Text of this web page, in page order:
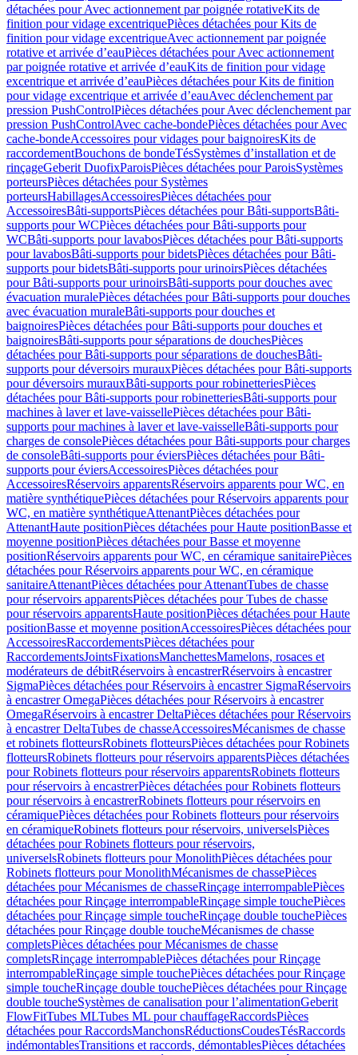
détachées pour Avec actionnement par poignée rotativeKits de
finition pour vidage excentriquePièces détachées pour Kits de
finition pour vidage excentriqueAvec actionnement par poignée
rotative et arrivée d’eauPièces détachées pour Avec actionnement
par poignée rotative et arrivée d’eauKits de finition pour vidage
excentrique et arrivée d’eauPièces détachées pour Kits de finition
pour vidage excentrique et arrivée d’eauAvec déclenchement par
pression PushControlPièces détachées pour Avec déclenchement par
pression PushControlAvec cache-bondePièces détachées pour Avec
cache-bondeAccessoires pour vidages pour baignoiresKits de
raccordementBouchons de bondeTésSystèmes d’installation et de
rinçageGeberit DuofixParoisPièces détachées pour ParoisSystèmes
porteursPièces détachées pour Systèmes
porteursHabillagesAccessoiresPièces détachées pour
AccessoiresBâti-supportsPièces détachées pour Bâti-supportsBâti-
supports pour WCPièces détachées pour Bâti-supports pour
WCBâti-supports pour lavabosPièces détachées pour Bâti-supports
pour lavabosBâti-supports pour bidetsPièces détachées pour Bâti-
supports pour bidetsBâti-supports pour urinoirsPièces détachées
pour Bâti-supports pour urinoirsBâti-supports pour douches avec
évacuation muralePièces détachées pour Bâti-supports pour douches
avec évacuation muraleBâti-supports pour douches et
baignoiresPièces détachées pour Bâti-supports pour douches et
baignoiresBâti-supports pour séparations de douchesPièces
détachées pour Bâti-supports pour séparations de douchesBâti-
supports pour déversoirs murauxPièces détachées pour Bâti-supports
pour déversoirs murauxBâti-supports pour robinetteriesPièces
détachées pour Bâti-supports pour robinetteriesBâti-supports pour
machines à laver et lave-vaissellePièces détachées pour Bâti-
supports pour machines à laver et lave-vaisselleBâti-supports pour
charges de consolePièces détachées pour Bâti-supports pour charges
de consoleBâti-supports pour éviersPièces détachées pour Bâti-
supports pour éviersAccessoiresPièces détachées pour
AccessoiresRéservoirs apparentsRéservoirs apparents pour WC, en
matière synthétiquePièces détachées pour Réservoirs apparents pour
WC, en matière synthétiqueAttenantPièces détachées pour
AttenantHaute positionPièces détachées pour Haute positionBasse et
moyenne positionPièces détachées pour Basse et moyenne
positionRéservoirs apparents pour WC, en céramique sanitairePièces
détachées pour Réservoirs apparents pour WC, en céramique
sanitaireAttenantPièces détachées pour AttenantTubes de chasse
pour réservoirs apparentsPièces détachées pour Tubes de chasse
pour réservoirs apparentsHaute positionPièces détachées pour Haute
positionBasse et moyenne positionAccessoiresPièces détachées pour
AccessoiresRaccordementsPièces détachées pour
RaccordementsJointsFixationsManchettesMamelons, rosaces et
modérateurs de débitRéservoirs à encastrerRéservoirs à encastrer
SigmaPièces détachées pour Réservoirs à encastrer SigmaRéservoirs
à encastrer OmegaPièces détachées pour Réservoirs à encastrer
OmegaRéservoirs à encastrer DeltaPièces détachées pour Réservoirs
à encastrer DeltaTubes de chasseAccessoiresMécanismes de chasse
et robinets flotteursRobinets flotteursPièces détachées pour Robinets
flotteursRobinets flotteurs pour réservoirs apparentsPièces détachées
pour Robinets flotteurs pour réservoirs apparentsRobinets flotteurs
pour réservoirs à encastrerPièces détachées pour Robinets flotteurs
pour réservoirs à encastrerRobinets flotteurs pour réservoirs en
céramiquePièces détachées pour Robinets flotteurs pour réservoirs
en céramiqueRobinets flotteurs pour réservoirs, universelsPièces
détachées pour Robinets flotteurs pour réservoirs,
universelsRobinets flotteurs pour MonolithPièces détachées pour
Robinets flotteurs pour MonolithMécanismes de chassePièces
détachées pour Mécanismes de chasseRinçage interrompablePièces
détachées pour Rinçage interrompableRinçage simple touchePièces
détachées pour Rinçage simple toucheRinçage double touchePièces
détachées pour Rinçage double toucheMécanismes de chasse
completsPièces détachées pour Mécanismes de chasse
completsRinçage interrompablePièces détachées pour Rinçage
interrompableRinçage simple touchePièces détachées pour Rinçage
simple toucheRinçage double touchePièces détachées pour Rinçage
double toucheSystèmes de canalisation pour l’alimentationGeberit
FlowFitTubes MLTubes ML pour chauffageRaccordsPièces
détachées pour RaccordsManchonsRéductionsCoudesTésRaccords
indémontablesTransitions et raccords, démontablesPièces détachées